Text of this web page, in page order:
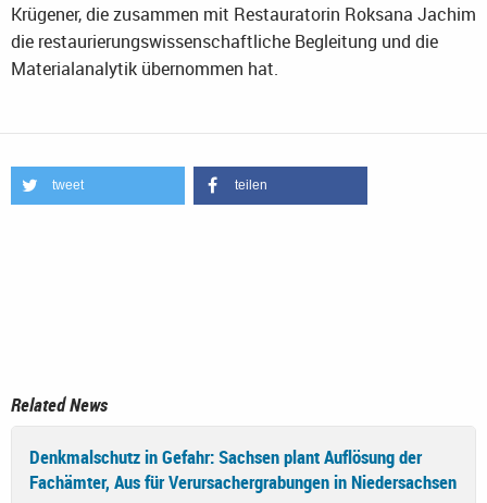
Krügener, die zusammen mit Restauratorin Roksana Jachim
die restaurierungswissenschaftliche Begleitung und die
Materialanalytik übernommen hat.
tweet teilen
Related News
Denkmalschutz in Gefahr: Sachsen plant Auflösung der
Fachämter, Aus für Verursachergrabungen in Niedersachsen